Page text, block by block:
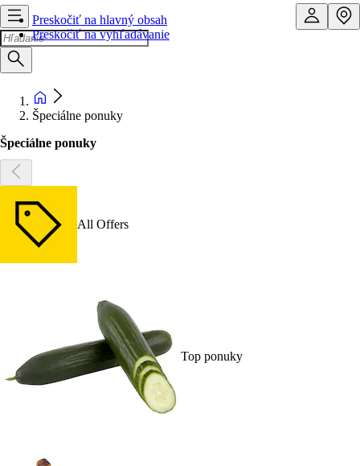
Preskočiť na hlavný obsah
Preskočiť na vyhľadávanie
Špeciálne ponuky
Špeciálne ponuky
All Offers
Top ponuky